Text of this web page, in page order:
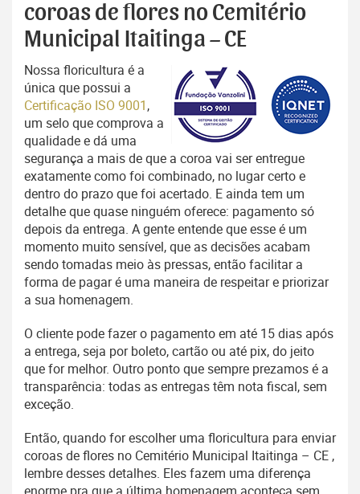
coroas de flores no Cemitério
Municipal Itaitinga – CE
Nossa floricultura é a
única que possui a
Certificação ISO 9001,
um selo que comprova a
qualidade e dá uma
segurança a mais de que a coroa vai ser entregue
exatamente como foi combinado, no lugar certo e
dentro do prazo que foi acertado. E ainda tem um
detalhe que quase ninguém oferece: pagamento só
depois da entrega. A gente entende que esse é um
momento muito sensível, que as decisões acabam
sendo tomadas meio às pressas, então facilitar a
forma de pagar é uma maneira de respeitar e priorizar
a sua homenagem.
O cliente pode fazer o pagamento em até 15 dias após
a entrega, seja por boleto, cartão ou até pix, do jeito
que for melhor. Outro ponto que sempre prezamos é a
transparência: todas as entregas têm nota fiscal, sem
exceção.
Então, quando for escolher uma floricultura para enviar
coroas de flores no Cemitério Municipal Itaitinga – CE ,
lembre desses detalhes. Eles fazem uma diferença